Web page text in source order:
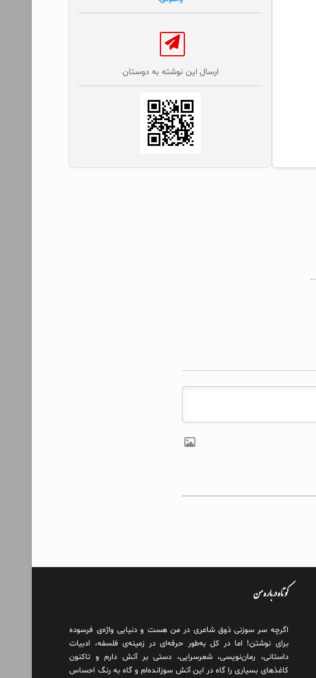
ارسال این نوشته به دوستان‌
کوتاه درباره من
اگرچه سر سوزنی ذوق شاعری در من هست و دنیایی واژه‌‌ی فرسوده
برای نوشتن! اما در کل به‌طور حرفه‌ای در زمینه‌ی فلسفه، ادبیات
داستانی، رمان‌نویسی، شعرسرایی، دستی بر آتش دارم و تاکنون
کاغذهای بسیاری را گاه در این آتش سوزانده‌ام و گاه به رنگ احساس